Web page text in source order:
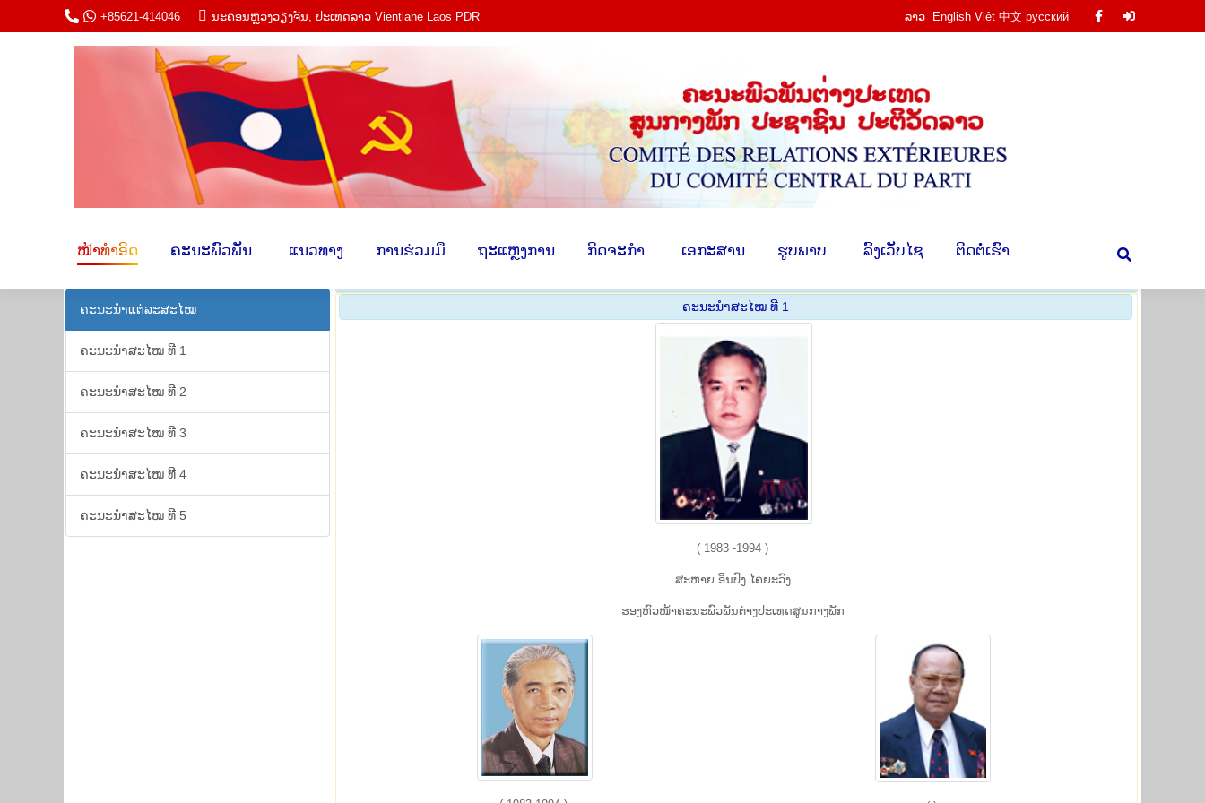
+85621-414046 ນະ​ຄອນຫຼວງວຽງ​ຈັນ, ປະ​ເທດ​ລາວ Vientiane Laos PDR ລາວ English Việt 中文 русский
Facebook
ໜ້າ​ທຳ​ອິດ ຄະ​ນະພົວ​ພັນ​ ​ ແນວ​ທາງ​ ​ການ​ຮ່ວມ​ມື ​ຖະ​ແຫຼງ​ການ ​ກິດ​ຈະ​ກຳ ​ ເອ​ກະ​ສານ ​ຮູບ​ພາບ ​ ລິ້ງ​ເວັບ​ໄຊ ​ຕິດ​ຕໍ່​ເຮົາ Search:
ຄະ​ນະ​ນຳ​ແຕ່​ລະ​ສະ​ໄໝ
ຄະ​ນະ​ນຳ​ສະ​ໄໝ ທີ 1
ຄະ​ນະ​ນຳ​ສະ​ໄໝ ທີ 2
ຄະ​ນະ​ນຳ​ສະ​ໄໝ ທີ 3
ຄະ​ນະ​ນຳ​ສະ​ໄໝ ທີ 4
ຄະ​ນະ​ນຳ​ສະ​ໄໝ ທີ 5
ຄະ​ນະ​ນຳ​ສະ​ໄໝ ທີ 1
( 1983 -1994 )
ສະຫາຍ ອິນປົງ ໄຄຍະວົງ
ຮອງຫົວ​ໜ້າ​ຄະ​ນະ​ພົວ​ພັນ​ຕ່າງ​ປະ​ເທດສູນ​ກາງ​ພັກ
ໜ້າ​ທຳ​ອິດ ຄະ​ນະພົວ​ພັນ​ ​ ແນວ​ທາງ​ ​ການ​ຮ່ວມ​ມື ​ຖະ​ແຫຼງ​ການ ​ກິດ​ຈະ​ກຳ ​ ເອ​ກະ​ສານ ​ຮູບ​ພາບ ​ ລິ້ງ​ເວັບ​ໄຊ ​ຕິດ​ຕໍ່​ເຮົາ Search: